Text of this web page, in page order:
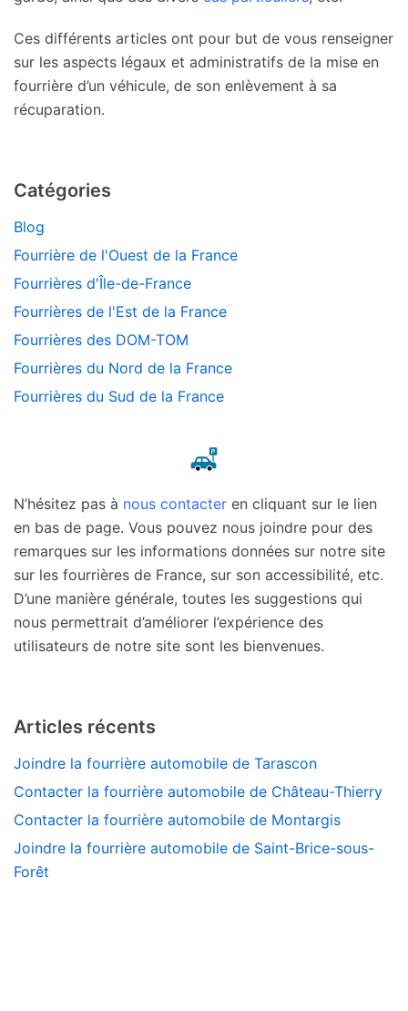
Ces différents articles ont pour but de vous renseigner
sur les aspects légaux et administratifs de la mise en
fourrière d’un véhicule, de son enlèvement à sa
récuparation.
Catégories
Blog
Fourrière de l'Ouest de la France
Fourrières d'Île-de-France
Fourrières de l'Est de la France
Fourrières des DOM-TOM
Fourrières du Nord de la France
Fourrières du Sud de la France
N’hésitez pas à nous contacter en cliquant sur le lien
en bas de page. Vous pouvez nous joindre pour des
remarques sur les informations données sur notre site
sur les fourrières de France, sur son accessibilité, etc.
D’une manière générale, toutes les suggestions qui
nous permettrait d’améliorer l’expérience des
utilisateurs de notre site sont les bienvenues.
Articles récents
Joindre la fourrière automobile de Tarascon
Contacter la fourrière automobile de Château-Thierry
Contacter la fourrière automobile de Montargis
Joindre la fourrière automobile de Saint-Brice-sous-
Forêt